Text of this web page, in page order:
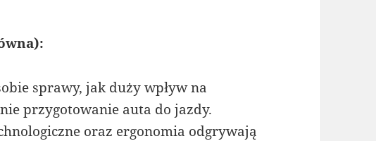
sprawy, jak duży wpływ na
przygotowanie auta do jazdy.
oraz ergonomia odgrywają